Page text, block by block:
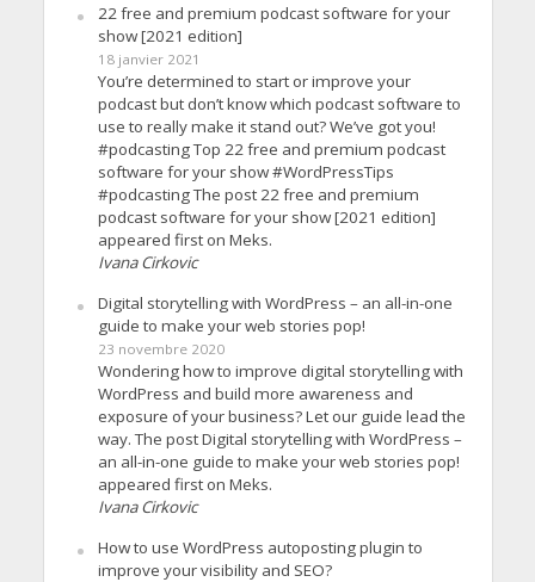
22 free and premium podcast software for your
show [2021 edition]
18 janvier 2021
You’re determined to start or improve your
podcast but don’t know which podcast software to
use to really make it stand out? We’ve got you!
#podcasting Top 22 free and premium podcast
software for your show #WordPressTips
#podcasting The post 22 free and premium
podcast software for your show [2021 edition]
appeared first on Meks.
Ivana Cirkovic
Digital storytelling with WordPress – an all-in-one
guide to make your web stories pop!
23 novembre 2020
Wondering how to improve digital storytelling with
WordPress and build more awareness and
exposure of your business? Let our guide lead the
way. The post Digital storytelling with WordPress –
an all-in-one guide to make your web stories pop!
appeared first on Meks.
Ivana Cirkovic
How to use WordPress autoposting plugin to
improve your visibility and SEO?